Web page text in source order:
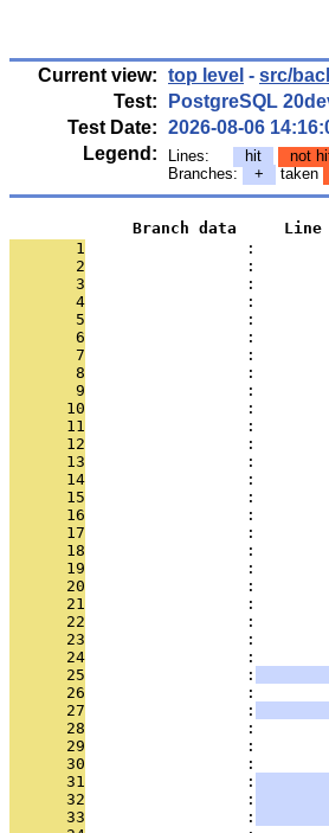
Current view: top level - src/
Test:
PostgreSQL
Test Date: 2026-08-06
Legend:
Lines: hit
not
Branches:
+ taken
Branch data     Line
       1
:
       2
:
       3
:
       4
:
       5
:
       6
:
       7
:
       8
:
       9
:
      10
:
      11
:
      12
:
      13
:
      14
:
      15
:
      16
:
      17
:
      18
:
      19
:
      20
:
      21
:
      22
:
      23
:
      24
:
      25
                 :
      26
:
      27
                 :
      28
:
      29
:
      30
:
      31
                 :
      32
                 :
      33
                 :